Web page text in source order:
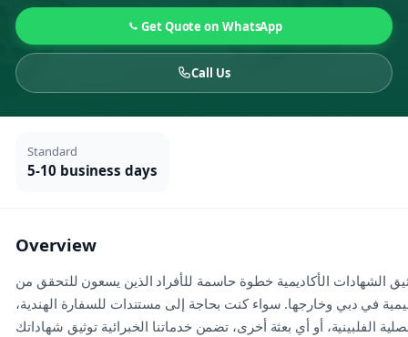
Get Quote on WhatsApp
Call Us
Standard
5-10 business days
Overview
الشهادات الأكاديمية خطوة حاسمة للأفراد الذين يسعون للتحقق من
في دبي وخارجها. سواء كنت بحاجة إلى مستندات للسفارة الهندية،
الفلبينية، أو أي بعثة أخرى، تضمن خدماتنا الخبرائية توثيق شهاداتك